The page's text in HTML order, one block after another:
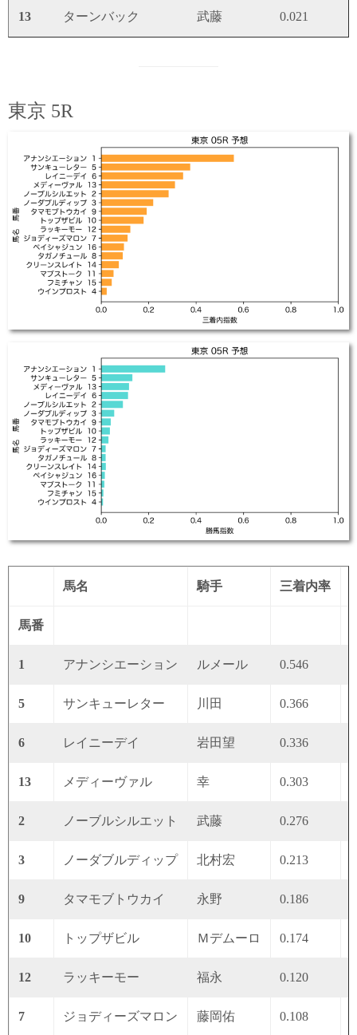
13 ターンバック 武藤 0.021
東京 5R
馬名 騎手 三着内率
馬番
1 アナンシエーション ルメール 0.546
5 サンキューレター 川田 0.366
6 レイニーデイ 岩田望 0.336
13 メディーヴァル 幸 0.303
2 ノーブルシルエット 武藤 0.276
3 ノーダブルディップ 北村宏 0.213
9 タマモブトウカイ 永野 0.186
10 トップザビル Ｍデムーロ 0.174
12 ラッキーモー 福永 0.120
7 ジョディーズマロン 藤岡佑 0.108